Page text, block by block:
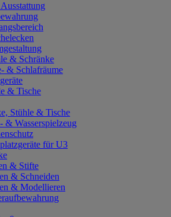
& Schränke
& Schlafräume
& Tische
Stühle & Tische
& Wasserspielzeug
für U3
& Stifte
& Schneiden
& Modellieren